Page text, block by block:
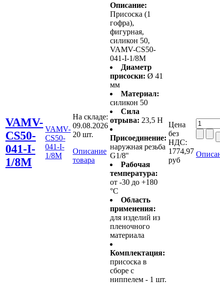
VAMV-
CS50-
041-I-
1/8M
VAMV-
CS50-
041-I-
1/8M
На складе:
09.08.2026
20 шт.
Описание
товара
Описание:
Присоска (1
гофра),
фигурная,
силикон 50,
VAMV-CS50-
041-I-1/8M
Диаметр
присоски: Ø 41
мм
Материал:
силикон 50
Сила
отрыва: 23,5 Н
Присоединение:
наружная резьба
G1/8''
Рабочая
температура:
от -30 до +180
°C
Область
применения:
для изделий из
пленочного
материала
Комплектация:
присоска в
сборе с
ниппелем - 1 шт.
Цена
без
НДС:
1774,97
руб